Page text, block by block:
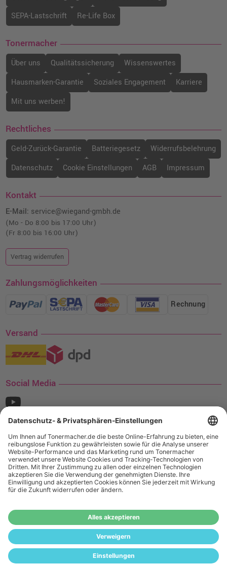
SEPA-Lastschrift
Re-Life Box
Tonermacher
Über uns Qualitätssicherung
Wissenswertes
Hausmarken-Garantie
Soziales Engagement
Karriere
Mit uns werben!
Rechtliches
Geld-Zurück-Garantie Batteriegesetz
Widerrufsbelehrung
Datenschutz
Cookie Einstellungen AGB Impressum
Kontakt
E-Mail: service@wiegand-gmbh.de
(Mo - Do 8:00 bis 17:00 Uhr)
(Fr 8:00 bis 16:00 Uhr)
Vertrag widerrufen
Zahlungsmöglichkeiten
Rechnung
Versand
Social Media
¹ Nur gültig für den Versand innerhalb Deutschlands. Befindet sich ein Warenwert
von mindestens 35€ (inkl. Mwst.) an Ampertec Artikeln in Ihrem Warenkorb, ist der
Versand für Sie kostenfrei.
Das Angebot von tonermacher.de richtet sich
nicht an Wiederverkäufer. Wenn Sie Wiederverkäufer sind,
registrieren Sie sich bitte in unserem Händler-Portal